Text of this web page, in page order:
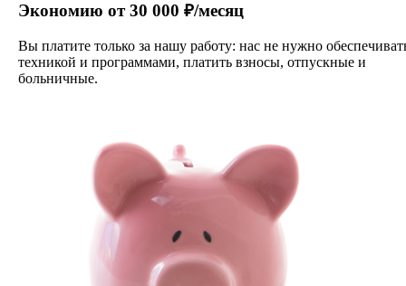
Экономию от 30 000 ₽/месяц
Вы платите только за нашу работу: нас не нужно
техникой и программами, платить взносы, отпускные и
больничные.